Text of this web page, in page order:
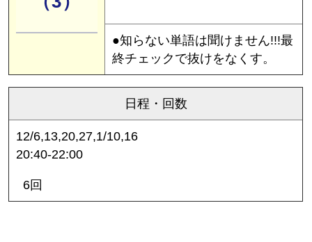
●知らない単語は聞けません!!!最
終チェックで抜けをなくす。
日程・回数
12/6,13,20,27,1/10,16
20:40-22:00
6回